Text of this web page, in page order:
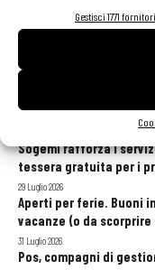
Gestisci 1771 fornitori
GLI ARTICOLI PIÙ
Sogemi rafforza i
tessera gratuita per i
29 Luglio 2026
Aperti per ferie. Buoni
vacanze (o da scorprire
31 Luglio 2026
Pos, compagni di